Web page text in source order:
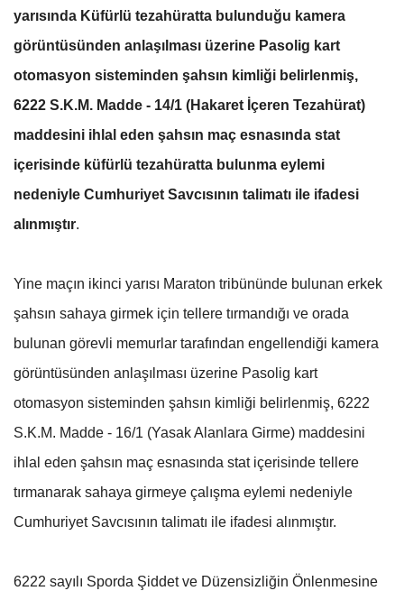
yarısında Küfürlü tezahüratta bulunduğu kamera
görüntüsünden anlaşılması üzerine Pasolig kart
otomasyon sisteminden şahsın kimliği belirlenmiş,
6222 S.K.M. Madde - 14/1 (Hakaret İçeren Tezahürat)
maddesini ihlal eden şahsın maç esnasında stat
içerisinde küfürlü tezahüratta bulunma eylemi
nedeniyle Cumhuriyet Savcısının talimatı ile ifadesi
alınmıştır.
Yine maçın ikinci yarısı Maraton tribününde bulunan erkek
şahsın sahaya girmek için tellere tırmandığı ve orada
bulunan görevli memurlar tarafından engellendiği kamera
görüntüsünden anlaşılması üzerine Pasolig kart
otomasyon sisteminden şahsın kimliği belirlenmiş, 6222
S.K.M. Madde - 16/1 (Yasak Alanlara Girme) maddesini
ihlal eden şahsın maç esnasında stat içerisinde tellere
tırmanarak sahaya girmeye çalışma eylemi nedeniyle
Cumhuriyet Savcısının talimatı ile ifadesi alınmıştır.
6222 sayılı Sporda Şiddet ve Düzensizliğin Önlenmesine